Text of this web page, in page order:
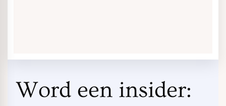
Word een insider: